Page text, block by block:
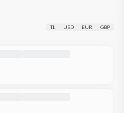
TL USD EUR GBP